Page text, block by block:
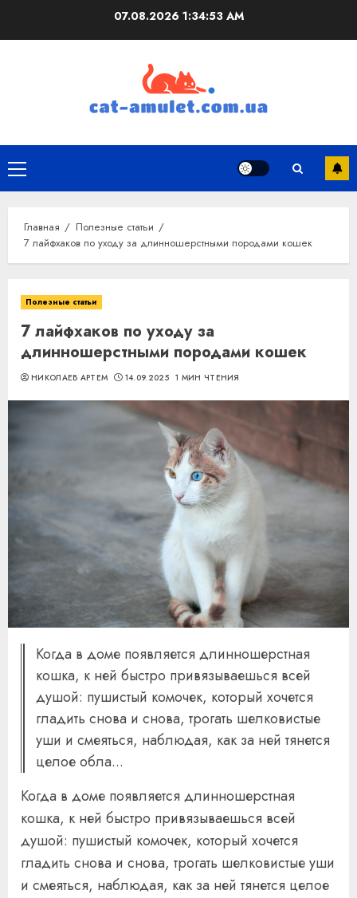
07.08.2026 1:34:54 AM
Основное
меню
Главная
Полезные статьи
7 лайфхаков по уходу за длинношерстными породами кошек
Полезные статьи
7 лайфхаков по уходу за
длинношерстными породами кошек
НИКОЛАЕВ АРТЕМ 14.09.2025 1 МИН ЧТЕНИЯ
Когда в доме появляется длинношерстная
кошка, к ней быстро привязываешься всей
душой: пушистый комочек, который хочется
гладить снова и снова, трогать шелковистые
уши и смеяться, наблюдая, как за ней тянется
целое обла...
Когда в доме появляется длинношерстная
кошка, к ней быстро привязываешься всей
душой: пушистый комочек, который хочется
гладить снова и снова, трогать шелковистые уши
и смеяться, наблюдая, как за ней тянется целое